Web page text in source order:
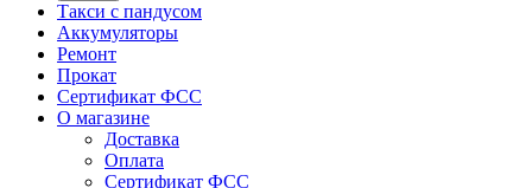
Такси с пандусом
Аккумуляторы
Ремонт
Прокат
Сертификат ФСС
О магазине
Доставка
Оплата
Сертификат ФСС